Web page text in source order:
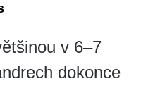
v 6–7
dokonce